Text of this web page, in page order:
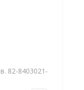
82-8403021-